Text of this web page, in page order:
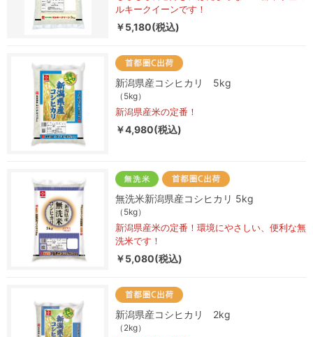
ルキークイーンです！
￥5,180(税込)
新潟県産コシヒカリ 5kg
（5kg）
新潟県産米の定番！
￥4,980(税込)
無洗米新潟県産コシヒカリ 5kg
（5kg）
新潟県産米の定番！環境にやさしい、便利な無
洗米です！
￥5,080(税込)
新潟県産コシヒカリ 2kg
（2kg）